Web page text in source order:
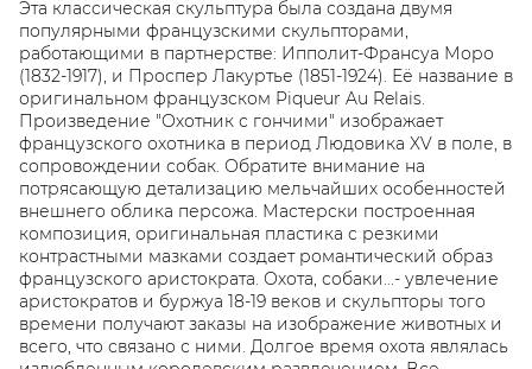
Эта классическая скульптура была создана двумя
популярными французскими скульпторами,
работающими в партнерстве: Ипполит-Франсуа Моро
(1832-1917), и Проспер Лакуртье (1851-1924). Её название в
оригинальном французском Piqueur Au Relais.
Произведение "Охотник с гончими" изображает
французского охотника в период Людовика XV в поле, в
сопровождении собак. Обратите внимание на
потрясающую детализацию мельчайших особенностей
внешнего облика персожа. Мастерски построенная
композиция, оригинальная пластика с резкими
контрастными мазками создает романтический образ
французского аристократа. Охота, собаки...- увлечение
аристократов и буржуа 18-19 веков и скульпторы того
времени получают заказы на изображение животных и
всего, что связано с ними. Долгое время охота являлась